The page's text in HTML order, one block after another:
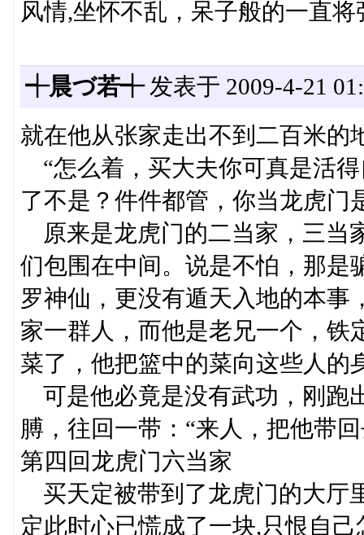
风情,坐怀不乱，呆子般的一直
┽晨づ若┽发表于 2009-4-21
就在他从张家走出不到二百米的
“怎么着，买大夫你可真是活
了不是？件件都管，你当龙虎门
原来是龙虎门的二当家，三当
们包围在中间。说是不怕，那是
罗神仙，更没有遁天入地的本事
家一群人，而他是老兄一个，铁
菜了，他把篮中的菜向这些人的
可是他必竟是没有武功，刚跑
膊，往回一带：“来人，把他带
第四回龙虎门六当家
买天定被带到了龙虎门的大厅
定此时心已慌成了一块,只恨自